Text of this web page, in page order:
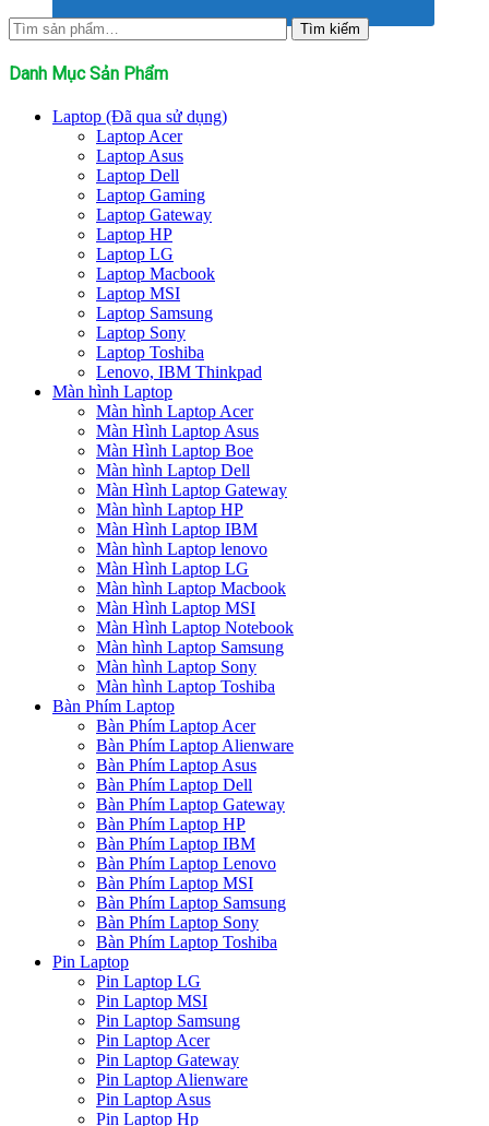
Tìm
kiếm:
Tìm kiếm
Danh Mục Sản Phẩm
Laptop (Đã qua sử dụng)
Laptop Acer
Laptop Asus
Laptop Dell
Laptop Gaming
Laptop Gateway
Laptop HP
Laptop LG
Laptop Macbook
Laptop MSI
Laptop Samsung
Laptop Sony
Laptop Toshiba
Lenovo, IBM Thinkpad
Màn hình Laptop
Màn hình Laptop Acer
Màn Hình Laptop Asus
Màn Hình Laptop Boe
Màn hình Laptop Dell
Màn Hình Laptop Gateway
Màn hình Laptop HP
Màn Hình Laptop IBM
Màn hình Laptop lenovo
Màn Hình Laptop LG
Màn hình Laptop Macbook
Màn Hình Laptop MSI
Màn Hình Laptop Notebook
Màn hình Laptop Samsung
Màn hình Laptop Sony
Màn hình Laptop Toshiba
Bàn Phím Laptop
Bàn Phím Laptop Acer
Bàn Phím Laptop Alienware
Bàn Phím Laptop Asus
Bàn Phím Laptop Dell
Bàn Phím Laptop Gateway
Bàn Phím Laptop HP
Bàn Phím Laptop IBM
Bàn Phím Laptop Lenovo
Bàn Phím Laptop MSI
Bàn Phím Laptop Samsung
Bàn Phím Laptop Sony
Bàn Phím Laptop Toshiba
Pin Laptop
Pin Laptop LG
Pin Laptop MSI
Pin Laptop Samsung
Pin Laptop Acer
Pin Laptop Gateway
Pin Laptop Alienware
Pin Laptop Asus
Pin Laptop Hp